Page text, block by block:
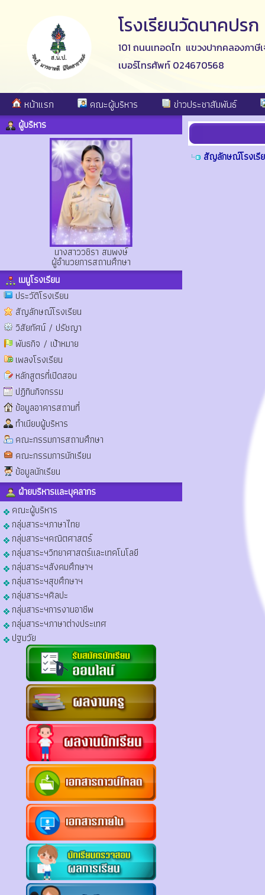
โรงเรียนวัดนาคปรก
101 ถนนเทอดไท แขวงปากคลองภา
เบอร์โทรศัพท์ 024670568
หน้าแรก คณะผู้บริหาร ข่าวประชาสัมพันธ์
ผู้บริหาร
นางสาววชิรา สมพงษ์
ผู้อำนวยการสถานศึกษา
เมนูโรงเรียน
ประวัติโรงเรียน
สัญลักษณ์โรงเรียน
วิสัยทัศน์ / ปรัชญา
พันธกิจ / เป้าหมาย
เพลงโรงเรียน
หลักสูตรที่เปิดสอน
ปฏิทินกิจกรรม
ข้อมูลอาคารสถานที่
ทำเนียบผู้บริหาร
คณะกรรมการสถานศึกษา
คณะกรรมการนักเรียน
ข้อมูลนักเรียน
ฝ่ายบริหารและบุคลากร
คณะผู้บริหาร
กลุ่มสาระฯภาษาไทย
กลุ่มสาระฯคณิตศาสตร์
กลุ่มสาระฯวิทยาศาสตร์และเทคโนโลยี
กลุ่มสาระฯสังคมศึกษาฯ
กลุ่มสาระฯสุขศึกษาฯ
กลุ่มสาระฯศิลปะ
กลุ่มสาระฯการงานอาชีพ
กลุ่มสาระฯภาษาต่างประเทศ
ปฐมวัย
สัญลักษณ์โรงเรี